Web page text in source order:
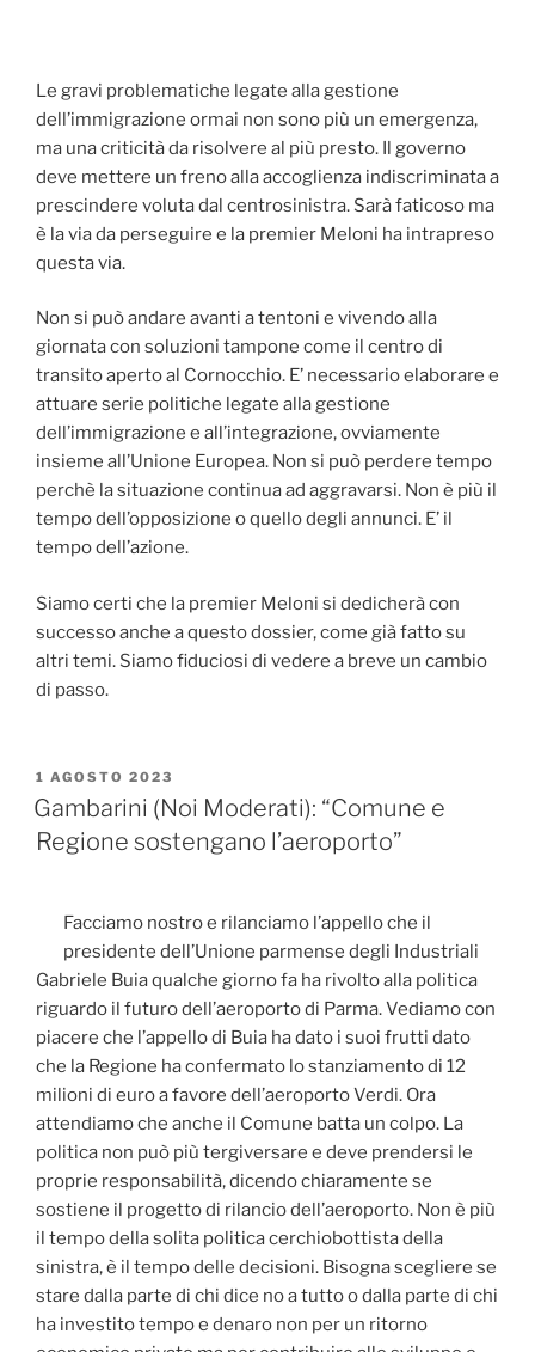
Le gravi problematiche legate alla gestione
dell’immigrazione ormai non sono più un emergenza,
ma una criticità da risolvere al più presto. Il governo
deve mettere un freno alla accoglienza indiscriminata a
prescindere voluta dal centrosinistra. Sarà faticoso ma
è la via da perseguire e la premier Meloni ha intrapreso
questa via.
Non si può andare avanti a tentoni e vivendo alla
giornata con soluzioni tampone come il centro di
transito aperto al Cornocchio. E’ necessarioelaborare e
attuare serie politiche legate alla gestione
dell’immigrazione e all’integrazione, ovviamente
insieme all’Unione Europea. Non si può perdere tempo
perchè la situazione continua ad aggravarsi. Non è più il
tempo dell’opposizione o quello degli annunci. E’ il
tempo dell’azione.
Siamo certi che la premier Meloni si dedicherà con
successo anche a questo dossier, come già fatto su
altri temi. Siamo fiduciosi di vedere a breve un cambio
di passo.
PUBBLICATO
IL
1 AGOSTO 2023
Gambarini (Noi Moderati): “Comune e
Regione sostengano l’aeroporto”
Facciamo nostro e rilanciamo l’appello che il
presidente dell’Unione parmense degli Industriali
Gabriele Buia qualche giorno fa ha rivolto alla politica
riguardo il futuro dell’aeroporto di Parma. Vediamo con
piacere che l’appello di Buia ha dato i suoi frutti dato
che la Regione ha confermato lo stanziamento di 12
milioni di euro a favore dell’aeroporto Verdi. Ora
attendiamo che anche il Comune batta un colpo. La
politica non può più tergiversare e deve prendersi le
proprie responsabilità, dicendo chiaramente se
sostiene il progetto di rilancio dell’aeroporto. Non è più
il tempo della solita politica cerchiobottista della
sinistra, è il tempo delle decisioni. Bisogna scegliere se
stare dalla parte di chi dice no a tutto o dalla parte di chi
ha investito tempo e denaro non per un ritorno